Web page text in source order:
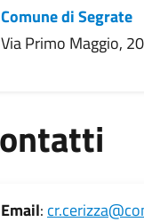
Comune di Segrate
Via Primo Maggio,
Email: